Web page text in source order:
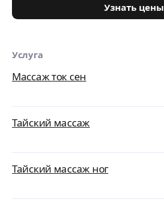
Узнать цены
Услуга
Массаж ток сен
Тайский массаж
Тайский массаж ног